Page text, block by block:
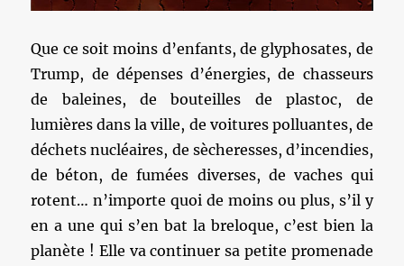
Que ce soit moins d’enfants, de glyphosates, de
Trump, de dépenses d’énergies, de chasseurs
de baleines, de bouteilles de plastoc, de
lumières dans la ville, de voitures polluantes, de
déchets nucléaires, de sècheresses, d’incendies,
de béton, de fumées diverses, de vaches qui
rotent… n’importe quoi de moins ou plus, s’il y
en a une qui s’en bat la breloque, c’est bien la
planète ! Elle va continuer sa petite promenade